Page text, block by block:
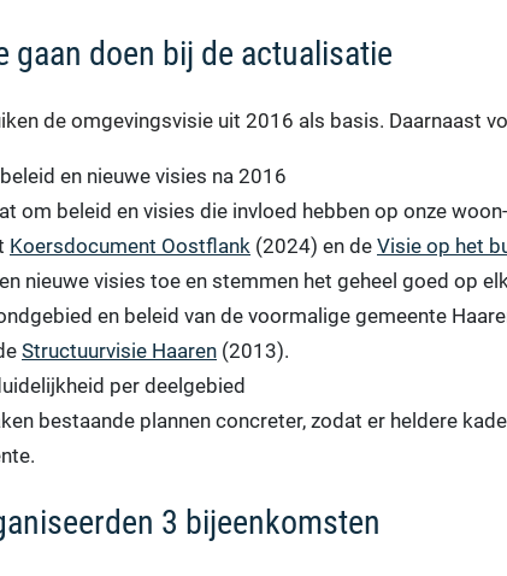
gaan doen bij de actualisatie
de omgevingsvisie uit 2016 als basis. Daarnaast
en nieuwe visies na 2016
om beleid en visies die invloed hebben op onze
Koersdocument Oostflank (2024) en de Visie op het
nieuwe visies toe en stemmen het geheel goed op
en beleid van de voormalige gemeente
Structuurvisie Haaren (2013).
per deelgebied
bestaande plannen concreter, zodat er heldere
3 bijeenkomsten